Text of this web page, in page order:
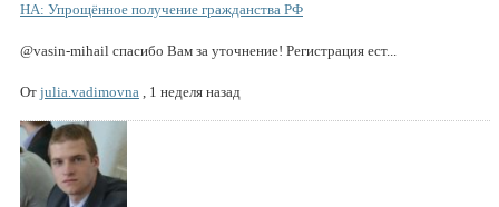
НА: Упрощённое получение гражданства РФ
@vasin-mihail спасибо Вам за уточнение! Регистрация ест...
От julia.vadimovna , 1 неделя назад